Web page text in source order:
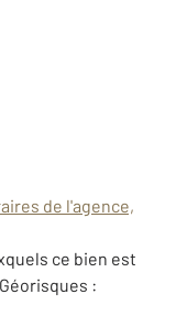
de l'agence,
ce bien est
: